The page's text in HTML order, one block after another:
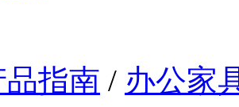
品指南 / 办公家